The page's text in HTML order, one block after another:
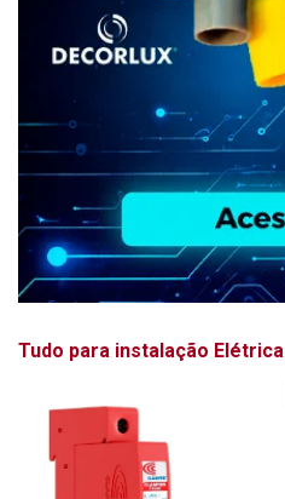
Tudo para instalação Elétrica